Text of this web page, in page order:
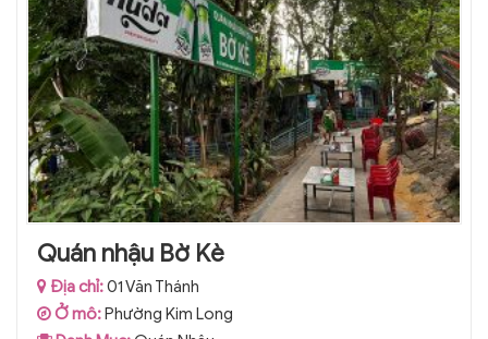
Quán nhậu Bờ Kè
Địa chỉ:01 Văn Thánh
Ở mô:Phường Kim Long